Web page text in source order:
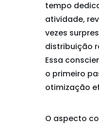
tempo
atividade,
vezes
distribuição
Essa
o primeiro
otimização
O aspecto